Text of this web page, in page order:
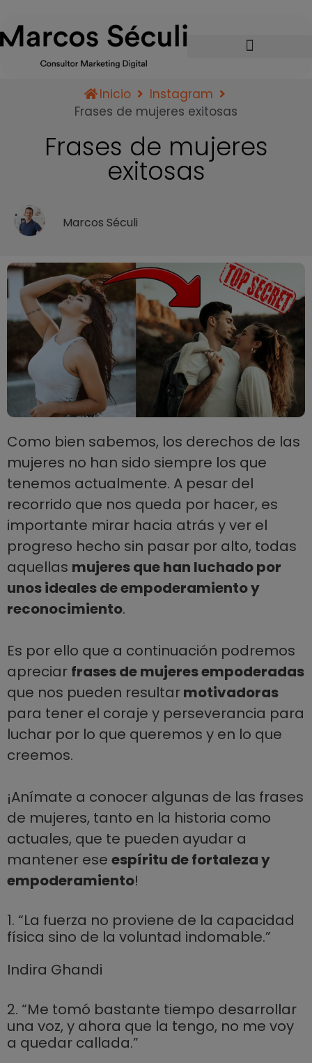
Inicio
Instagram
Frases de mujeres exitosas
Frases de mujeres
exitosas
Marcos Séculi
Como bien sabemos, los derechos de las
mujeres no han sido siempre los que
tenemos actualmente. A pesar del
recorrido que nos queda por hacer, es
importante mirar hacia atrás y ver el
progreso hecho sin pasar por alto, todas
aquellas mujeres que han luchado por
unos ideales de empoderamiento y
reconocimiento.
Es por ello que a continuación podremos
apreciar frases de mujeres empoderadas
que nos pueden resultarmotivadoras
para tener el coraje y perseverancia para
luchar por lo que queremos y en lo que
creemos.
¡Anímate a conocer algunas de las frases
de mujeres, tanto en la historia como
actuales, que te pueden ayudar a
mantener ese espíritu de fortaleza y
empoderamiento!
1. “La fuerza no proviene de la capacidad
física sino de la voluntad indomable.”
Indira Ghandi
2. “Me tomó bastante tiempo desarrollar
una voz, y ahora que la tengo, no me voy
a quedar callada.”